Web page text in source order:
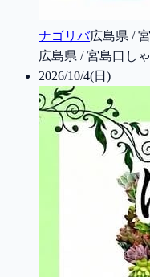
ナゴリバ広島県 /
広島県 / 宮島口し
2026/10/4(日)